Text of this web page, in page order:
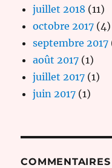
juillet 2018 (11)
octobre 2017 (4)
septembre 2017
août 2017 (1)
juillet 2017 (1)
juin 2017 (1)